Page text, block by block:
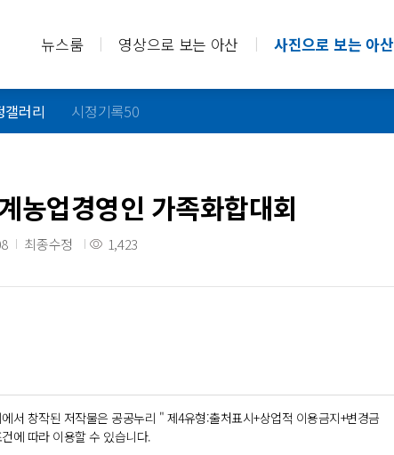
뉴스룸 영상으로 보는 아산 사진으로 보는 아산
갤러리 시정기록50
업경영인 가족화합대회
최종수정 1,423
서 창작된 저작물은 공공누리 " 제4유형:출처표시+상업적 이용금지+변경금
에 따라 이용할 수 있습니다.